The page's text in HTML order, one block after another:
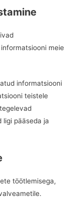
meie
informatsiooni
teistele
ligi pääseda ja
töötlemisega,